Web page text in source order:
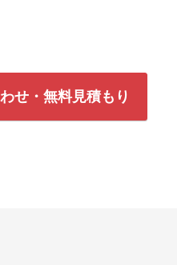
せ・無料見積もり